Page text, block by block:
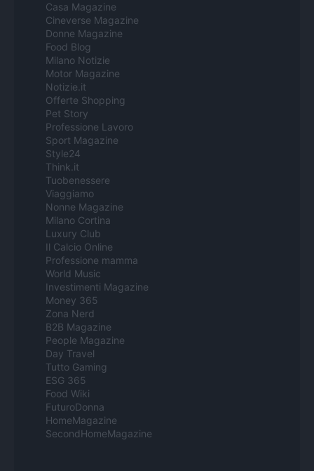
Casa Magazine
Cineverse Magazine
Donne Magazine
Food Blog
Milano Notizie
Motor Magazine
Notizie.it
Offerte Shopping
Pet Story
Professione Lavoro
Sport Magazine
Style24
Think.it
Tuobenessere
Viaggiamo
Nonne Magazine
Milano Cortina
Luxury Club
Il Calcio Online
Professione mamma
World Music
Investimenti Magazine
Money 365
Zona Nerd
B2B Magazine
People Magazine
Day Travel
Tutto Gaming
ESG 365
Food Wiki
FuturoDonna
HomeMagazine
SecondHomeMagazine